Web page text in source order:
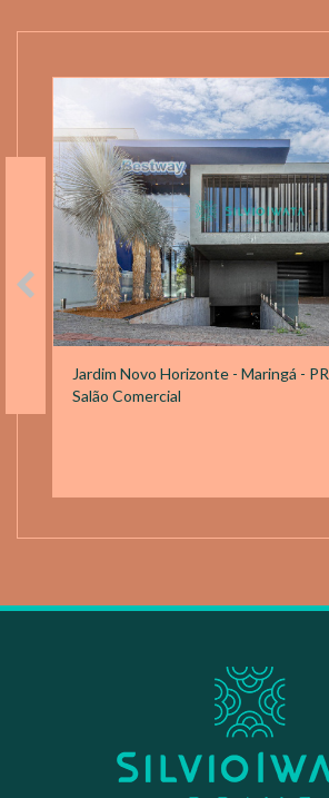
Jardim Novo Horizonte - Maringá - PR
Salão Comercial